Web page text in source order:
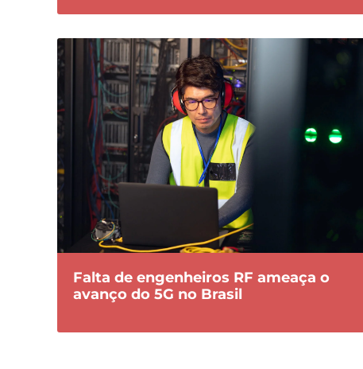
Falta de engenheiros RF ameaça o
avanço do 5G no Brasil